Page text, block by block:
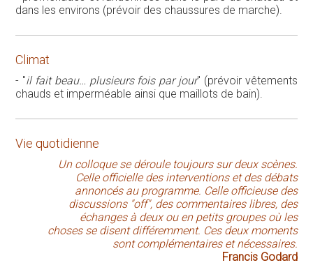
dans les environs (prévoir des chaussures de marche).
Climat
- "il fait beau… plusieurs fois par jour" (prévoir vêtements
chauds et imperméable ainsi que maillots de bain).
Vie quotidienne
Un colloque se déroule toujours sur deux scènes.
Celle officielle des interventions et des débats
annoncés au programme. Celle officieuse des
discussions "off", des commentaires libres, des
échanges à deux ou en petits groupes où les
choses se disent différemment. Ces deux moments
sont complémentaires et nécessaires.
Francis Godard